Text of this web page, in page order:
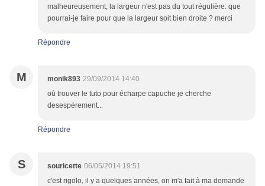
malheureusement, la largeur n'est pas du tout régulière. que
pourrai-je faire pour que la largeur soit bien droite ? merci
Répondre
M monik893 29/09/2014 14:40
où trouver le tuto pour écharpe capuche je cherche
desespérement...
Répondre
S souricette 06/05/2014 19:51
c'est rigolo, il y a quelques années, on m'a fait à ma demande